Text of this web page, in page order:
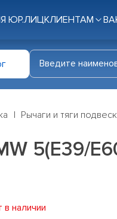
ЮР.ЛИЦКЛИЕНТАМ
Рычаги и тяги
5(E39/
в наличии